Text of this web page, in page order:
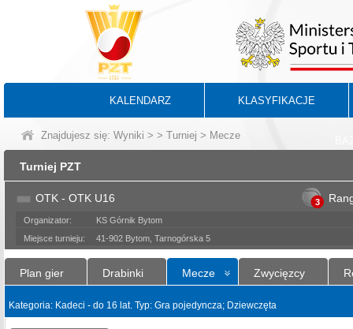
KALENDARZ KLASYFIKACJE
Znajdujesz się: Wyniki > > Turniej > Mecze
Turniej PZT
OTK - OTK U16 3
Organizator:
KS Górnik Bytom
Miejsce turnieju:
41-902 Bytom, Tarnogórska 5
Plan gier Drabinki Mecze Zwycięzcy
Kategoria: Kadeci - do 16 lat. Typ: Gra pojedyncza; Dziewczęta